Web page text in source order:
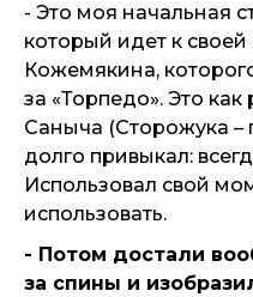
- Это моя начальная
который идет к
Кожемякина,
за «Торпедо». Это
Саныча (Сторожука –
долго привыкал:
Использовал свой
использовать.
- Потом достали
за спины и